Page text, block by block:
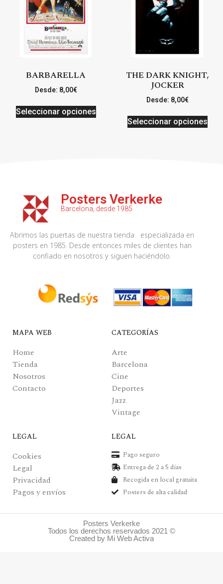
BARBARELLA
Desde: 8,00€
Seleccionar opciones
THE DARK KNIGHT,
JOCKER
Desde: 8,00€
Seleccionar opciones
Posters Verkerke
Barcelona, desde 1985
Abrimos las puertas de nuestra tienda especializada en
posters en 1985. Desde entonces miles de clientes han
confiado en nosotros y siguen haciéndolo.
MAPA WEB
Home
Tienda
Nosotros
Contacto
CATEGORÍAS
Arte
Barcelona
Cine
Deportes
Jazz
Vintage
LEGAL
Cookies
Legal
Privacidad
Pagos y envíos
LEGAL
Pago seguro
Entrega de 2 a 5 días
Recogida en local gratuita
Posters de alta calidad
Posters Verkerke
Todos los derechos reservados 2021 ©
Created by Mi Web Activa